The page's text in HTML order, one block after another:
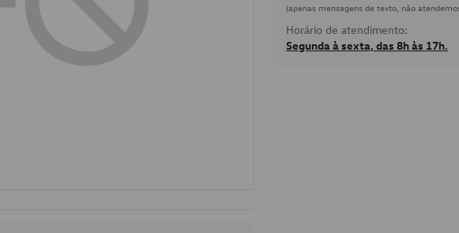
(apenas mensagens de texto, não
Horário de atendimento:
Segunda à sexta, das 8h às 17h.